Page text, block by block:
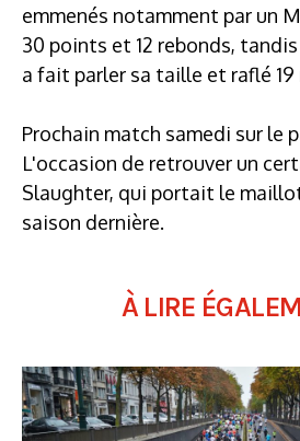
emmenés notamment par un
30 points et 12 rebonds,
a fait parler sa taille et raflé 19
Prochain match samedi sur le
L'occasion de retrouver un
Slaughter, qui portait le
saison dernière.
À LIRE